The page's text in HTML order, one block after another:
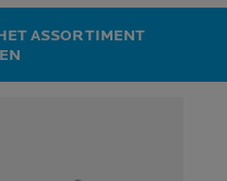
ASSORTIMENT